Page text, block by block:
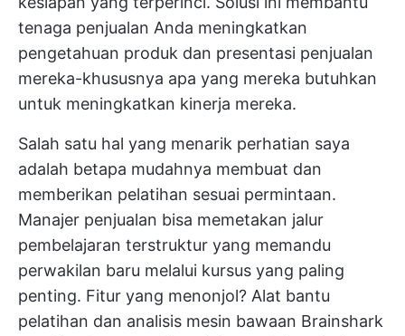
tenaga penjualan Anda meningkatkan
pengetahuan produk dan presentasi penjualan
mereka-khususnya apa yang mereka butuhkan
untuk meningkatkan kinerja mereka.
Salah satu hal yang menarik perhatian saya
adalah betapa mudahnya membuat dan
memberikan pelatihan sesuai permintaan.
Manajer penjualan bisa memetakan jalur
pembelajaran terstruktur yang memandu
perwakilan baru melalui kursus yang paling
penting. Fitur yang menonjol? Alat bantu
pelatihan dan analisis mesin bawaan Brainshark